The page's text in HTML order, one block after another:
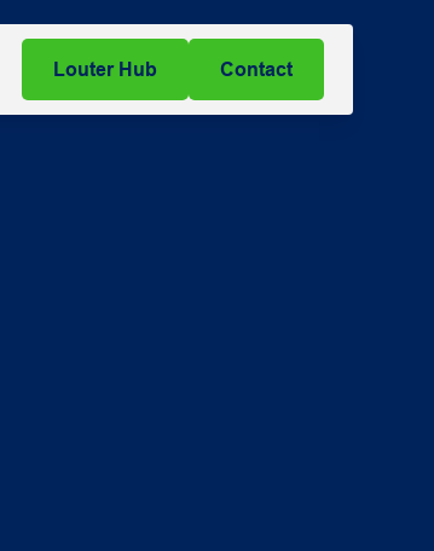
Louter Hub Contact